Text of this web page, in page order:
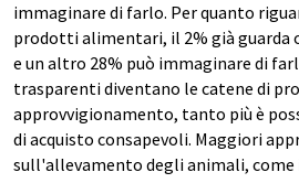
immaginare di farlo. Per quanto
prodotti alimentari, il 2% già guarda
e un altro 28% può immaginare di
trasparenti diventano le catene di
approvvigionamento, tanto più è
di acquisto consapevoli. Maggiori
sull'allevamento degli animali, come